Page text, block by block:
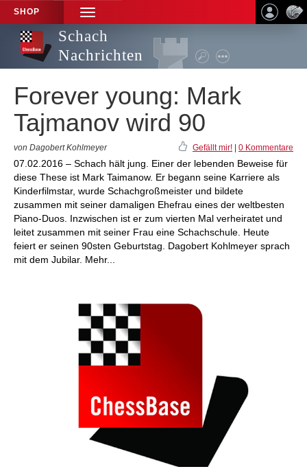
SHOP
TOGGLE
NAVIGATION
Schach
Nachrichten
Forever young: Mark
Tajmanov wird 90
von Dagobert Kohlmeyer Gefällt mir! 0 Kommentare
07.02.2016 – Schach hält jung. Einer der lebenden Beweise für
diese These ist Mark Taimanow. Er begann seine Karriere als
Kinderfilmstar, wurde Schachgroßmeister und bildete
zusammen mit seiner damaligen Ehefrau eines der weltbesten
Piano-Duos. Inzwischen ist er zum vierten Mal verheiratet und
leitet zusammen mit seiner Frau eine Schachschule. Heute
feiert er seinen 90sten Geburtstag. Dagobert Kohlmeyer sprach
mit dem Jubilar. Mehr...